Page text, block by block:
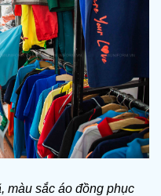
màu sắc áo đồng phục